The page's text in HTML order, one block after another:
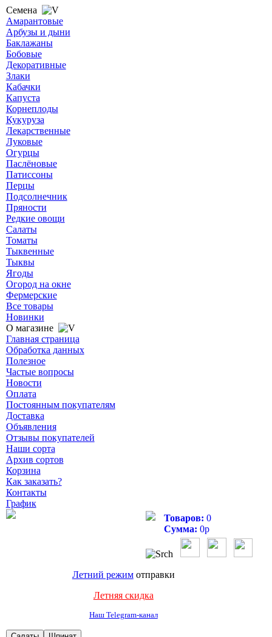
Семена
Амарантовые
Арбузы и дыни
Баклажаны
Бобовые
Декоративные
Злаки
Кабачки
Капуста
Корнеплоды
Кукуруза
Лекарственные
Луковые
Огурцы
Паслёновые
Патиссоны
Перцы
Подсолнечник
Пряности
Редкие овощи
Салаты
Томаты
Тыквенные
Тыквы
Ягоды
Огород на окне
Фермерские
Все товары
Новинки
О магазине
Главная страница
Обработка данных
Полезное
Частые вопросы
Новости
Оплата
Постоянным покупателям
Доставка
Объявления
Отзывы покупателей
Наши сорта
Архив сортов
Корзина
Как заказать?
Контакты
График
Товаров: 0
Сумма: 0р
Летний режимотправки
Летняя скидка
Наш Telegram-канал